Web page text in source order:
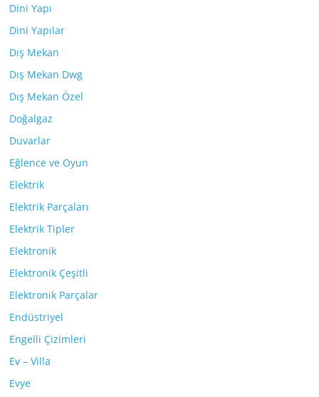
Dini Yapı
Dini Yapılar
Dış Mekan
Dış Mekan Dwg
Dış Mekan Özel
Doğalgaz
Duvarlar
Eğlence ve Oyun
Elektrik
Elektrik Parçaları
Elektrik Tipler
Elektronik
Elektronik Çeşitli
Elektronik Parçalar
Endüstriyel
Engelli Çizimleri
Ev – Villa
Evye